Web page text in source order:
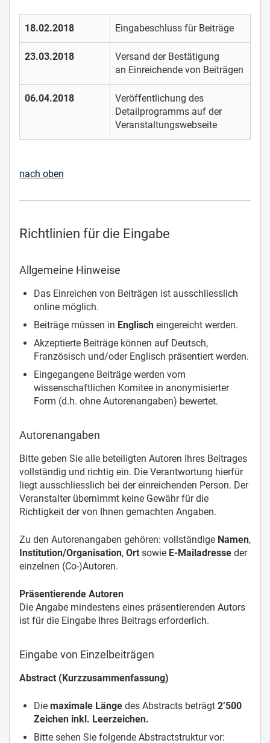
18.02.2018 Eingabeschluss für Beiträge
23.03.2018
Versand der Bestätigung
an Einreichende von Beiträgen
06.04.2018
Veröffentlichung des
Detailprogramms auf der
Veranstaltungswebseite
nach oben
Richtlinien für die Eingabe
Allgemeine Hinweise
Das Einreichen von Beiträgen ist ausschliesslich
online möglich.
Beiträge müssen in Englisch eingereicht werden.
Akzeptierte Beiträge können auf Deutsch,
Französisch und/oder Englisch präsentiert werden.
Eingegangene Beiträge werden vom
wissenschaftlichen Komitee in anonymisierter
Form (d.h. ohne Autorenangaben) bewertet.
Autorenangaben
Bitte geben Sie alle beteiligten Autoren Ihres Beitrages
vollständig und richtig ein. Die Verantwortung hierfür
liegt ausschliesslich bei der einreichenden Person. Der
Veranstalter übernimmt keine Gewähr für die
Richtigkeit der von Ihnen gemachten Angaben.
Zu den Autorenangaben gehören: vollständige Namen,
Institution/Organisation, Ort sowie E-Mailadresse der
einzelnen (Co-)Autoren.
Präsentierende Autoren
Die Angabe mindestens eines präsentierenden Autors
ist für die Eingabe Ihres Beitrags erforderlich.
Eingabe von Einzelbeiträgen
Abstract (Kurzzusammenfassung)
Die maximale Länge des Abstracts beträgt 2’500
Zeichen inkl. Leerzeichen.
Bitte sehen Sie folgende Abstractstruktur vor: